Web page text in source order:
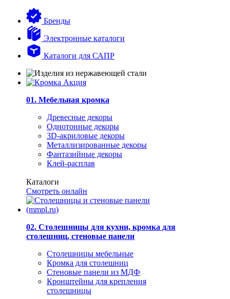
Бренды
Электронные каталоги
Каталоги для САПР
01. Мебельная кромка
Древесные декоры
Однотонные декоры
3D-акриловые декоры
Металлизированные декоры
Фантазийные декоры
Клей-расплав
Каталоги
Смотреть онлайн
02. Столешницы для кухни, кромка для
столешниц, стеновые панели
Столешницы мебельные
Кромка для столешниц
Стеновые панели из МДФ
Кронштейны для крепления
столешницы